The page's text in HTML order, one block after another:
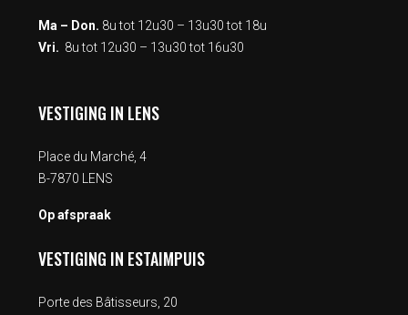
Ma – Don. 8u tot 12u30 – 13u30 tot 18u
Vri. 8u tot 12u30 – 13u30 tot 16u30
VESTIGING IN LENS
Place du Marché, 4
B-7870 LENS
Op afspraak
VESTIGING IN ESTAIMPUIS
Porte des Bâtisseurs, 20